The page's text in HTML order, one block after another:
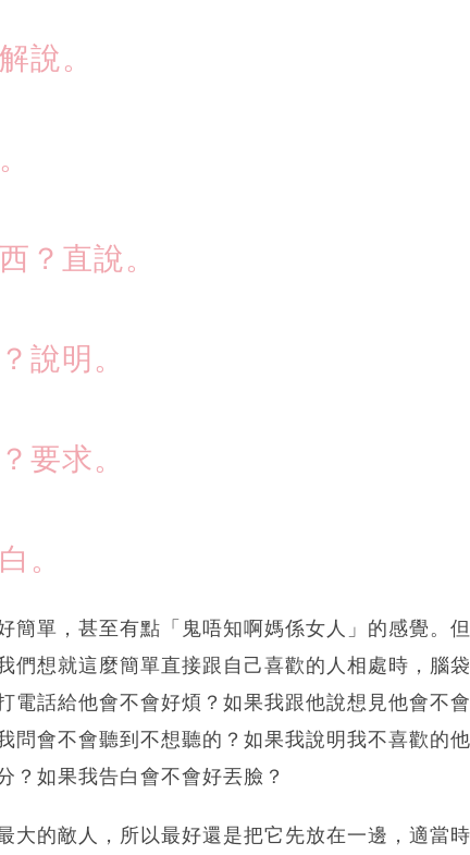
說。
？直說。
說明。
要求。
。
簡單，甚至有點「鬼唔知啊媽係女人」的感覺。
們想就這麼簡單直接跟自己喜歡的人相處時，腦
電話給他會不會好煩？如果我跟他說想見他會不
問會不會聽到不想聽的？如果我說明我不喜歡的
？如果我告白會不會好丟臉？
大的敵人，所以最好還是把它先放在一邊，適當